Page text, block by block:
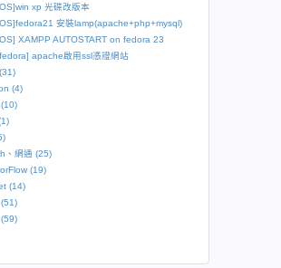
xp 光碟改版本
安裝lamp(apache+php+mysql)
XAMPP AUTOSTART on fedora 23
apache啟用ssl憑證網站
(4)
、網通 (25)
(19)
(14)